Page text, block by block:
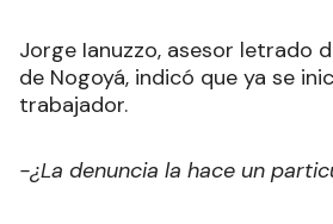
Jorge Ianuzzo, asesor letrado
de Nogoyá, indicó que ya se
trabajador.
-¿La denuncia la hace un